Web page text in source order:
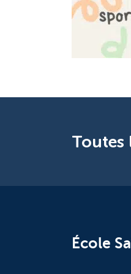
Toutes
École